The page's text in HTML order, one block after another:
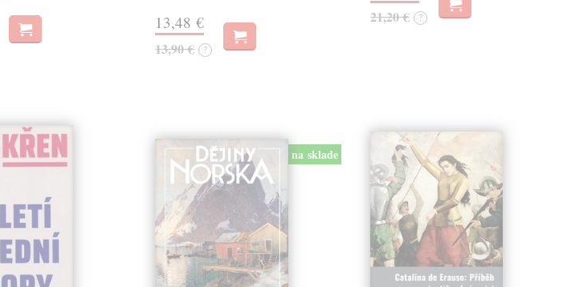
13,48 €
13,90 € ?
21,20 € ?
na sklade